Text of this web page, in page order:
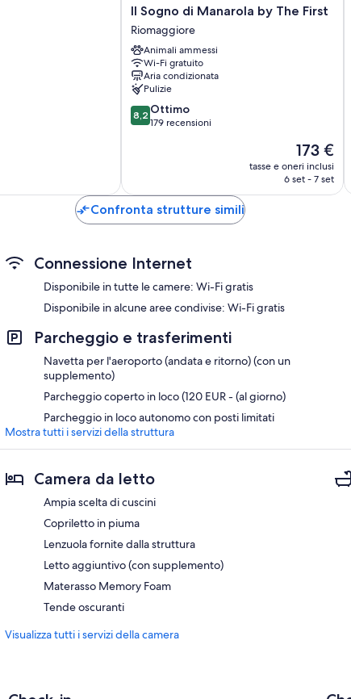
Smart TV da 34 pollici con canali via cavo
Pavimenti riscaldati, servizio riciclo e bollitore elettrico
Il
Sogno
di
Manarola
by
The
First
Riomaggiore
Il Sogno di Manarola by The First
Riomaggiore
Animali ammessi
Wi-Fi gratuito
Aria condizionata
Pulizie
8.2
su
8,2 Ottimo
179 recensioni
Il
prezzo
attuale
173 €
tasse e oneri inclusi
6 set - 7 set
Confronta strutture simili
Connessione Internet
Disponibile in tutte le camere: Wi-Fi gratis
Disponibile in alcune aree condivise: Wi-Fi gratis
Parcheggio e trasferimenti
Navetta per l'aeroporto (andata e ritorno) (con un
supplemento)
Parcheggio coperto in loco (120 EUR - (al giorno)
Parcheggio in loco autonomo con posti limitati
Mostra tutti i servizi della struttura
Camera da letto
Ampia scelta di cuscini
Copriletto in piuma
Lenzuola fornite dalla struttura
Letto aggiuntivo (con supplemento)
Materasso Memory Foam
Tende oscuranti
Visualizza tutti i servizi della camera